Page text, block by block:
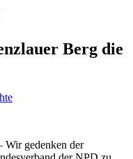
Berg die
Wir gedenken der